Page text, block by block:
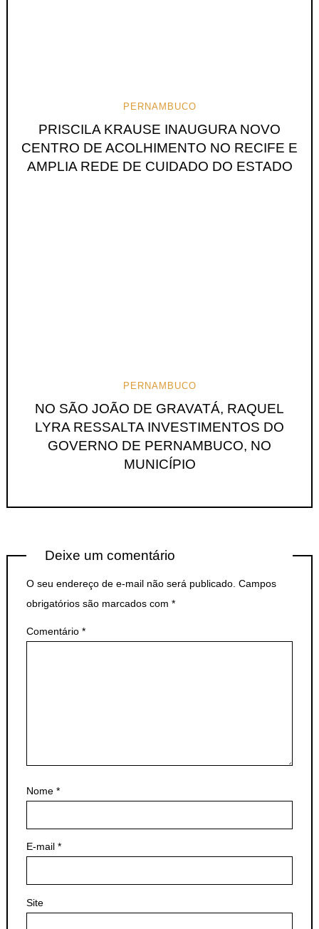
PERNAMBUCO
PRISCILA KRAUSE INAUGURA NOVO
CENTRO DE ACOLHIMENTO NO RECIFE E
AMPLIA REDE DE CUIDADO DO ESTADO
PERNAMBUCO
NO SÃO JOÃO DE GRAVATÁ, RAQUEL
LYRA RESSALTA INVESTIMENTOS DO
GOVERNO DE PERNAMBUCO, NO
MUNICÍPIO
Deixe um comentário
O seu endereço de e-mail não será publicado. Campos
obrigatórios são marcados com *
Comentário *
Nome *
E-mail *
Site